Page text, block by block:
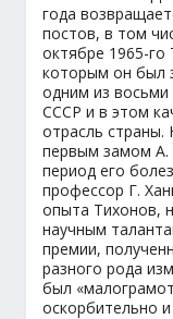
года
постов, в том
октябре 1965-
которым он был
одним из
СССР и в этом
отрасль страны.
первым замом А.
период его
профессор Г.
опыта Тихонов,
научным
премии,
разного рода
был
оскорбительно